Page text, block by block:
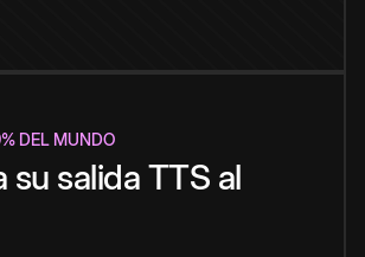
DEL MUNDO
su salida TTS al